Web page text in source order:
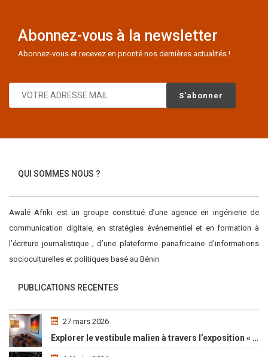
Abonnez-vous à la newsletter
Abonnez-vous et recevez en priorité nos dernières actualités !
QUI SOMMES NOUS ?
Awalé Afriki est un groupe constitué d’une agence en ingénierie de
communication digitale, en stratégies événementiel et en formation à
l’écriture journalistique ; d’une plateforme panafricaine d’informations
socioculturelles et politiques basé au Bénin
PUBLICATIONS RECENTES
27 mars 2026
Explorer le vestibule malien à travers l’exposition « Maaya Bulon »